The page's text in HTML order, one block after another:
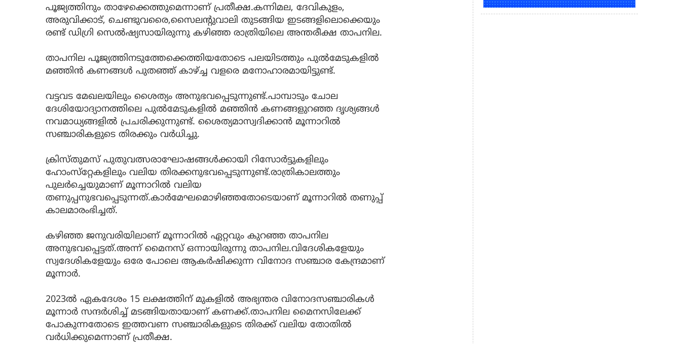
പൂജ്യത്തിനും താഴേക്കെത്തുമെന്നാണ് പ്രതീക്ഷ.കന്നിമല, ദേവികുളം,
അരുവിക്കാട്, ചെണ്ടുവരൈ,സൈലന്റുവാലി തുടങ്ങിയ ഇടങ്ങളിലൊക്കെയും
രണ്ട് ഡിഗ്രി സെല്‍ഷ്യസായിരുന്നു കഴിഞ്ഞ രാത്രിയിലെ അന്തരീക്ഷ താപനില.
താപനില പൂജ്യത്തിനടുത്തേക്കെത്തിയതോടെ പലയിടത്തും പുല്‍മേടുകളില്‍
മഞ്ഞിന്‍ കണങ്ങള്‍ പുതഞ്ഞ് കാഴ്ച്ച വളരെ മനോഹാരമായിട്ടുണ്ട്.
വട്ടവട മേഖലയിലും ശൈത്യം അനുഭവപ്പെടുന്നുണ്ട്.പാമ്പാടും ചോല
ദേശിയോദ്യാനത്തിലെ പുല്‍മേടുകളില്‍ മഞ്ഞിന്‍ കണങ്ങളുറഞ്ഞ ദൃശ്യങ്ങള്‍
നവമാധ്യങ്ങളില്‍ പ്രചരിക്കുന്നുണ്ട്. ശൈത്യമാസ്വദിക്കാന്‍ മൂന്നാറില്‍
സഞ്ചാരികളുടെ തിരക്കും വര്‍ധിച്ചു.
ക്രിസ്തുമസ് പുതുവത്സരാഘോഷങ്ങള്‍ക്കായി റിസോര്‍ട്ടുകളിലും
ഹോംസ്‌റ്റേകളിലും വലിയ തിരക്കനുഭവപ്പെടുന്നുണ്ട്.രാത്രികാലത്തും
പുലര്‍ച്ചെയുമാണ് മൂന്നാറില്‍ വലിയ
തണുപ്പനുഭവപ്പെടുന്നത്.കാര്‍മേഘമൊഴിഞ്ഞതോടെയാണ് മൂന്നാറില്‍ തണുപ്പ്
കാലമാരംഭിച്ചത്.
കഴിഞ്ഞ ജനുവരിയിലാണ് മൂന്നാറില്‍ ഏറ്റവും കുറഞ്ഞ താപനില
അനുഭവപ്പെട്ടത്.അന്ന് മൈനസ് ഒന്നായിരുന്നു താപനില.വിദേശികളേയും
സ്വദേശികളേയും ഒരേ പോലെ ആകര്‍ഷിക്കുന്ന വിനോദ സഞ്ചാര കേന്ദ്രമാണ്
മൂന്നാര്‍.
2023ല്‍ ഏകദേശം 15 ലക്ഷത്തിന് മുകളില്‍ അഭ്യന്തര വിനോദസഞ്ചാരികള്‍
മൂന്നാര്‍ സന്ദര്‍ശിച്ച് മടങ്ങിയതായാണ് കണക്ക്.താപനില മൈനസിലേക്ക്
പോകുന്നതോടെ ഇത്തവണ സഞ്ചാരികളുടെ തിരക്ക് വലിയ തോതില്‍
വര്‍ധിക്കുമെന്നാണ് പ്രതീക്ഷ.